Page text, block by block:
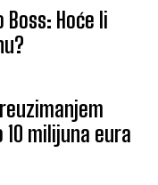
Hoće li
milijuna eura